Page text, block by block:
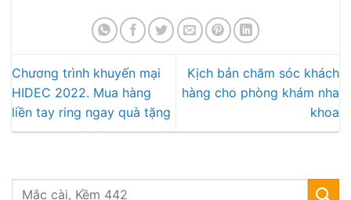
Chương trình khuyến mại
HIDEC 2022. Mua hàng
liền tay ring ngay quà tặng
Kịch bản chăm sóc khách
hàng cho phòng khám nha
khoa